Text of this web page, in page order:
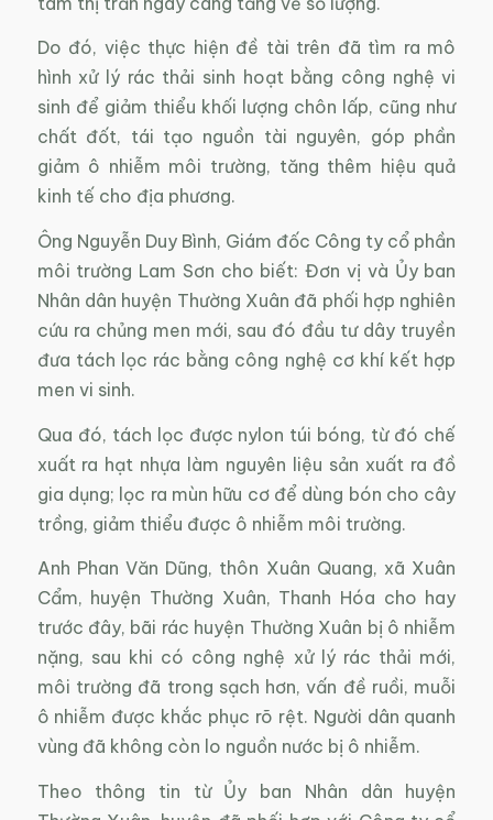
Do đó, việc thực hiện đề tài trên đã tìm ra mô
hình xử lý rác thải sinh hoạt bằng công nghệ vi
sinh để giảm thiểu khối lượng chôn lấp, cũng như
chất đốt, tái tạo nguồn tài nguyên, góp phần
giảm ô nhiễm môi trường, tăng thêm hiệu quả
kinh tế cho địa phương.
Ông Nguyễn Duy Bình, Giám đốc Công ty cổ phần
môi trường Lam Sơn cho biết: Đơn vị và Ủy ban
Nhân dân huyện Thường Xuân đã phối hợp nghiên
cứu ra chủng men mới, sau đó đầu tư dây truyền
đưa tách lọc rác bằng công nghệ cơ khí kết hợp
men vi sinh.
Qua đó, tách lọc được nylon túi bóng, từ đó chế
xuất ra hạt nhựa làm nguyên liệu sản xuất ra đồ
gia dụng; lọc ra mùn hữu cơ để dùng bón cho cây
trồng, giảm thiểu được ô nhiễm môi trường.
Anh Phan Văn Dũng, thôn Xuân Quang, xã Xuân
Cẩm, huyện Thường Xuân, Thanh Hóa cho hay
trước đây, bãi rác huyện Thường Xuân bị ô nhiễm
nặng, sau khi có công nghệ xử lý rác thải mới,
môi trường đã trong sạch hơn, vấn đề ruồi, muỗi
ô nhiễm được khắc phục rõ rệt. Người dân quanh
vùng đã không còn lo nguồn nước bị ô nhiễm.
Theo thông tin từ Ủy ban Nhân dân huyện